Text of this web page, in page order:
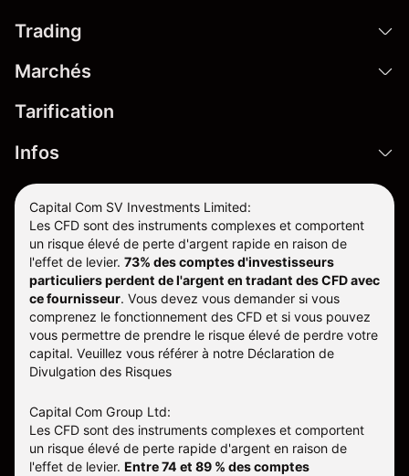
Trading
Marchés
Tarification
Infos
Capital Com SV Investments Limited:
Les CFD sont des instruments complexes et comportent
un risque élevé de perte d'argent rapide en raison de
l'effet de levier. 73% des comptes d'investisseurs
particuliers perdent de l'argent en tradant des CFD avec
ce fournisseur. Vous devez vous demander si vous
comprenez le fonctionnement des CFD et si vous pouvez
vous permettre de prendre le risque élevé de perdre votre
capital. Veuillez vous référer à notre Déclaration de
Divulgation des Risques
Capital Com Group Ltd:
Les CFD sont des instruments complexes et comportent
un risque élevé de perte rapide d'argent en raison de
l'effet de levier. Entre 74 et 89 % des comptes